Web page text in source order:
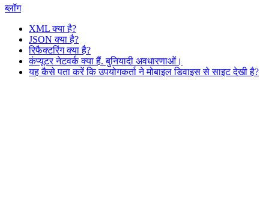
ब्लॉग
XML क्या है?
JSON क्या है?
रिफैक्टरिंग क्या है?
कंप्यूटर नेटवर्क क्या हैं. बुनियादी अवधारणाओं।
यह कैसे पता करें कि उपयोगकर्ता ने मोबाइल डिवाइस से साइट देखी है?